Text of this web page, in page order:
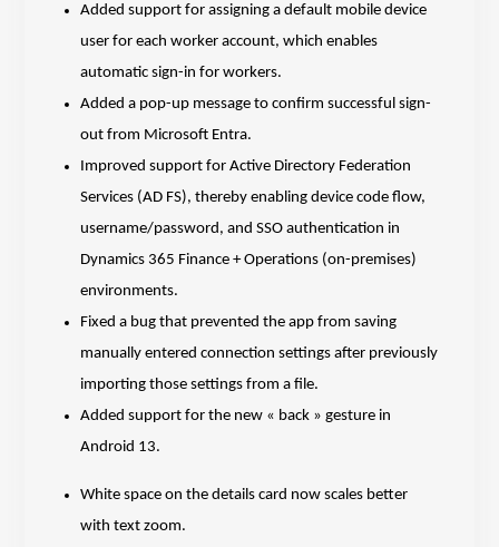
Added support for assigning a default mobile device
user for each worker account, which enables
automatic sign-in for workers.
Added a pop-up message to confirm successful sign-
out from Microsoft Entra.
Improved support for Active Directory Federation
Services (AD FS), thereby enabling device code flow,
username/password, and SSO authentication in
Dynamics 365 Finance + Operations (on-premises)
environments.
Fixed a bug that prevented the app from saving
manually entered connection settings after previously
importing those settings from a file.
Added support for the new « back » gesture in
Android 13.
White space on the details card now scales better
with text zoom.